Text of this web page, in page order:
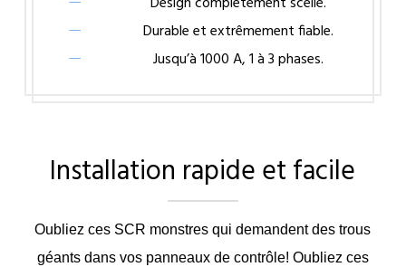
Durable et extrêmement fiable.
Jusqu’à 1000 A, 1 à 3 phases.
Installation rapide et facile
Oubliez ces SCR monstres qui demandent des trous
géants dans vos panneaux de contrôle! Oubliez ces